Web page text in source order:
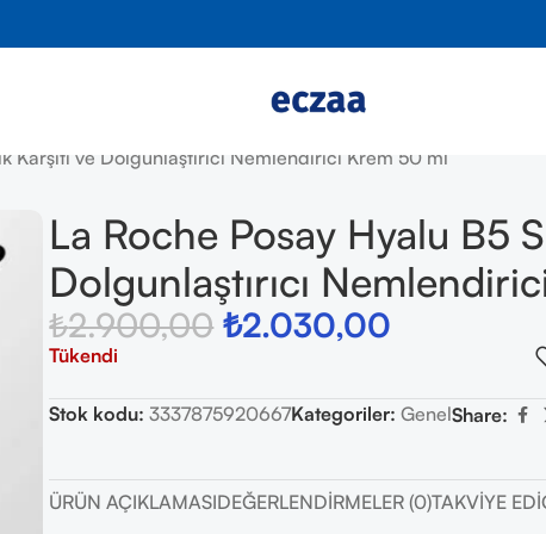
Karşıtı ve Dolgunlaştırıcı Nemlendirici Krem 50 ml
La Roche Posay Hyalu B5
Dolgunlaştırıcı
₺2.900,00 ₺2.030,00
Tükendi
Stok kodu:3337875920667Kategoriler: GenelShare:
ÜRÜN AÇIKLAMASIDEĞERLENDIRMELER (0)TAKVIYE